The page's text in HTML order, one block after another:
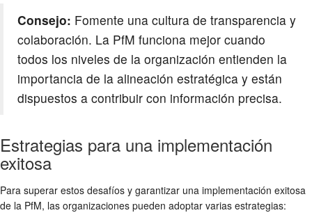
Consejo: Fomente una cultura de transparencia y
colaboración. La PfM funciona mejor cuando
todos los niveles de la organización entienden la
importancia de la alineación estratégica y están
dispuestos a contribuir con información precisa.
Estrategias para una implementación
exitosa
Para superar estos desafíos y garantizar una implementación exitosa
de la PfM, las organizaciones pueden adoptar varias estrategias: